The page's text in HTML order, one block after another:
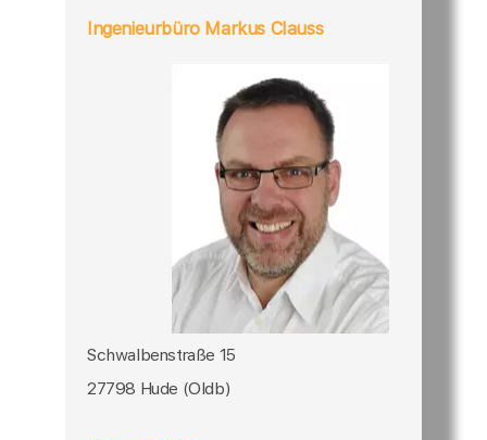
Ingenieurbüro Markus Clauss
Schwalbenstraße 15
27798 Hude (Oldb)